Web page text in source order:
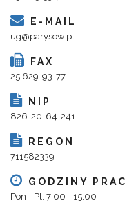
E-MAIL
ug@parysow.pl
FAX
25 629-93-77
NIP
826-20-64-241
REGON
711582339
GODZINY
Pon - Pt: 7:00 - 15:00